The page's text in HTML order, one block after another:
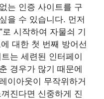
는 인증 사이트를 구
을 수 있습니다. 먼저
시작하여 자물쇠 기
대한 첫 번째 방어선
는 세련된 인터페이
경우가 많기 때문에
이아웃이 무작위하거
진다면 신중하게 진